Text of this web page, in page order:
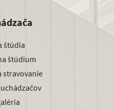
štúdia
štúdium
stravovanie